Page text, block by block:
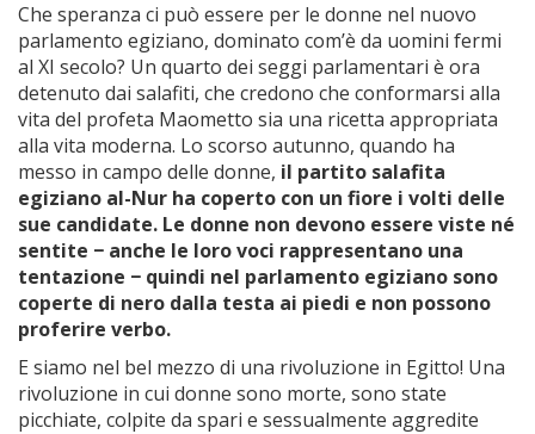
Che speranza ci può essere per le donne nel nuovo
parlamento egiziano, dominato com’è da uomini fermi
al XI secolo? Un quarto dei seggi parlamentari è ora
detenuto dai salafiti, che credono che conformarsi alla
vita del profeta Maometto sia una ricetta appropriata
alla vita moderna. Lo scorso autunno, quando ha
messo in campo delle donne, il partito salafita
egiziano al-Nur ha coperto con un fiore i volti delle
sue candidate. Le donne non devono essere viste né
sentite − anche le loro voci rappresentano una
tentazione − quindi nel parlamento egiziano sono
coperte di nero dalla testa ai piedi e non possono
proferire verbo.
E siamo nel bel mezzo di una rivoluzione in Egitto! Una
rivoluzione in cui donne sono morte, sono state
picchiate, colpite da spari e sessualmente aggredite